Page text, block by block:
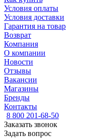
Условия оплаты
Условия доставки
Гарантия на товар
Возврат
Компания
О компании
Новости
Отзывы
Вакансии
Магазины
Бренды
Контакты
8 800 201-68-50
Заказать звонок
Задать вопрос